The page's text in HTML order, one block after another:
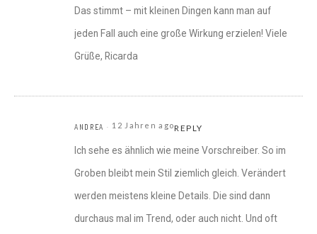
Das stimmt – mit kleinen Dingen kann man auf
jeden Fall auch eine große Wirkung erzielen! Viele
Grüße, Ricarda
ANDREA 12 Jahren agoREPLY
Ich sehe es ähnlich wie meine Vorschreiber. So im
Groben bleibt mein Stil ziemlich gleich. Verändert
werden meistens kleine Details. Die sind dann
durchaus mal im Trend, oder auch nicht. Und oft